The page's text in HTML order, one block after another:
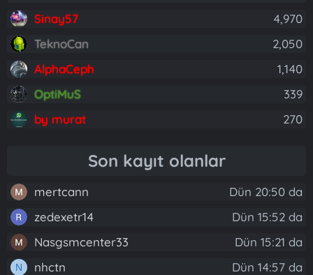
Sinay57
4,970
TeknoCan
2,050
AlphaCeph
1,140
OptiMuS
339
by murat
270
Son kayıt olanlar
mertcann
Dün 20:50 da
zedexetr14
Dün 15:52 da
Nasgsmcenter33
Dün 15:21 da
N nhctn
Dün 14:57 da